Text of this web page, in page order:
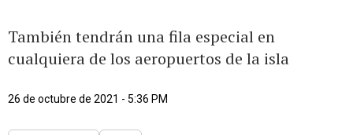
También tendrán una fila especial en
cualquiera de los aeropuertos de la isla
26 de octubre de 2021 - 5:36 PM